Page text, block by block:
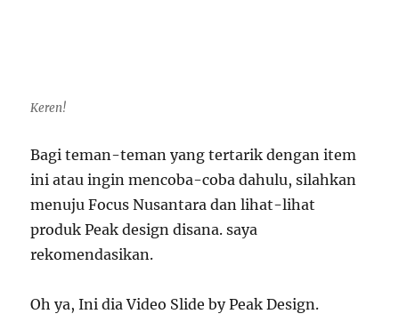
Keren!
Bagi teman-teman yang tertarik dengan item
ini atau ingin mencoba-coba dahulu, silahkan
menuju Focus Nusantara dan lihat-lihat
produk Peak design disana. saya
rekomendasikan.
Oh ya, Ini dia Video Slide by Peak Design.